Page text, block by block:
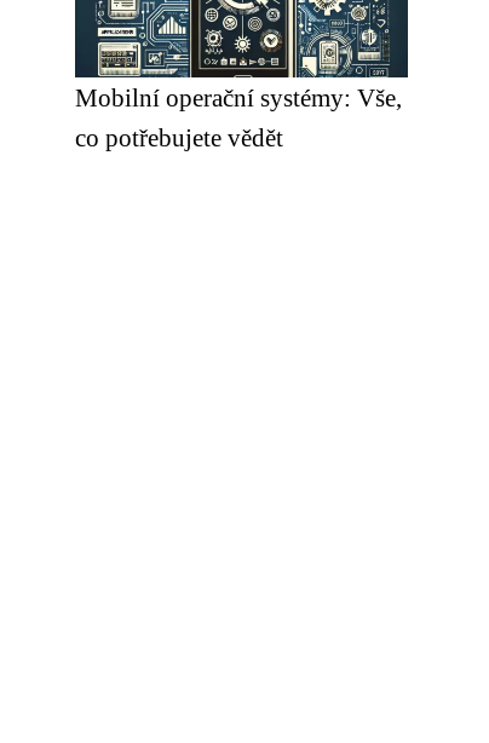
Mobilní operační systémy: Vše,
co potřebujete vědět